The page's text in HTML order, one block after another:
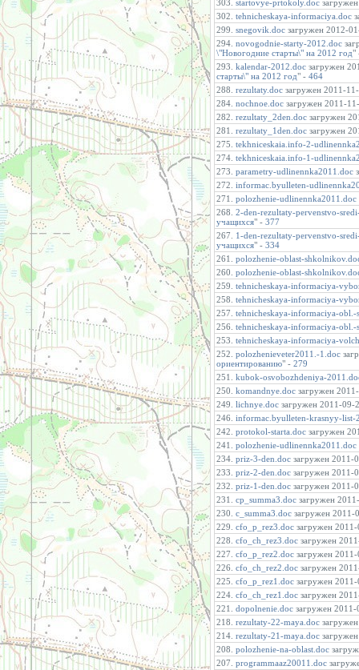
303. startovye-prtokoly.doc
302. tehnicheskaya-informaciya.doc
299. snegovik.doc загружен 2012-
294. novogodnie-starty-2012.doc
\"Новогодние старты\" на 2012 год"
293. kalendar-2012.doc загружен
старты\" на 2012 год" - 464
288. rezultaty.doc загружен 2011-
284. nochnoe.doc загружен 2011-
282. rezultaty_2den.doc загружен
281. rezultaty_1den.doc загружен
275. tekhniceskaia.info-2-
274. tekhniceskaia.info-1-
273. parametry-udlinennka2011.doc
272. informac.byulleten-
271. polozhenie-udlinennka2011.doc
268. 2-den-rezultaty-pervenstvo-
учащихся" - 377
267. 1-den-rezultaty-pervenstvo-
учащихся" - 334
261. polozhenie-oblast-
260. polozhenie-oblast-
259. tehnicheskaya-informaciya-
258. tehnicheskaya-informaciya-
257. tehnicheskaya-informaciya-
256. tehnicheskaya-informaciya-
253. tehnicheskaya-informaciya-
252. polozhenieveter2011.-1.doc
ориентированию" - 279
251. kubok-osvobozhdeniya-
250. komandnye.doc загружен
249. lichnye.doc загружен 2011-09-
246. informac.byulleten-krasnyy-list-
242. protokol-starta.doc загружен
241. polozhenie-udlinennka2011.doc
234. priz-3-den.doc загружен 2011-
233. priz-2-den.doc загружен 2011-
232. priz-1-den.doc загружен 2011-
231. cp_summa3.doc загружен
230. c_summa3.doc загружен 2011-
229. cfo_p_rez3.doc загружен
228. cfo_ch_rez3.doc загружен
227. cfo_p_rez2.doc загружен
226. cfo_ch_rez2.doc загружен
225. cfo_p_rez1.doc загружен
224. cfo_ch_rez1.doc загружен
221. dopolnenie.doc загружен
218. rezultaty-22-maya.doc
214. rezultaty-21-maya.doc
208. polozhenie-na-oblast.doc
207. programmaaz20011.doc